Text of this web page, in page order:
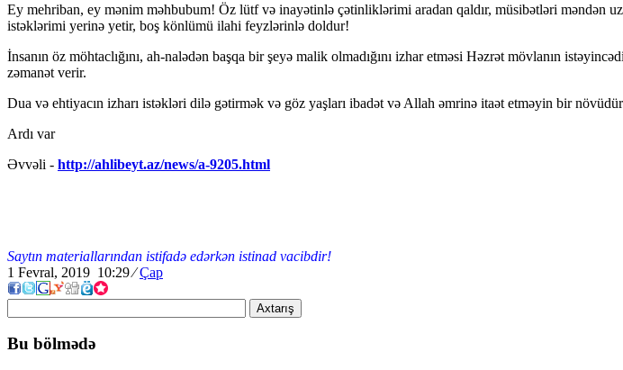
Ey mehriban, ey mənim məhbubum! Öz lütf və inayətinlə çətinliklərimi aradan qaldır, müsibətləri məndən
istəklərimi yerinə yetir, boş könlümü ilahi feyzlərinlə doldur!
İnsanın öz möhtaclığını, ah-nalədən başqa bir şeyə malik olmadığını izhar etməsi Həzrət mövlanın
zəmanət verir.
Dua və ehtiyacın izharı istəkləri dilə gətirmək və göz yaşları ibadət və Allah əmrinə itaət etməyin bir
Ardı var
Əvvəli - http://ahlibeyt.az/news/a-9205.html
Saytın materiallarından istifadə edərkən istinad vacibdir!
1 Fevral, 2019 10:29⁄ Çap
Axtarış
Bu bölmədə